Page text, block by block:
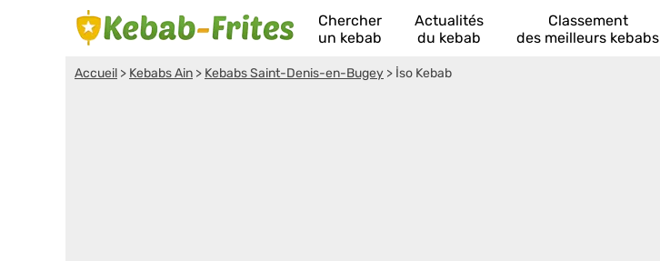
Chercher
un kebab
Actualités
du kebab
Classement
des meilleurs kebabs
Accueil > Kebabs Ain > Kebabs Saint-Denis-en-Bugey > İso Kebab